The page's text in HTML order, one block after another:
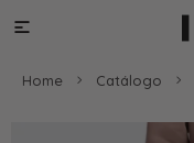

Home Catálogo